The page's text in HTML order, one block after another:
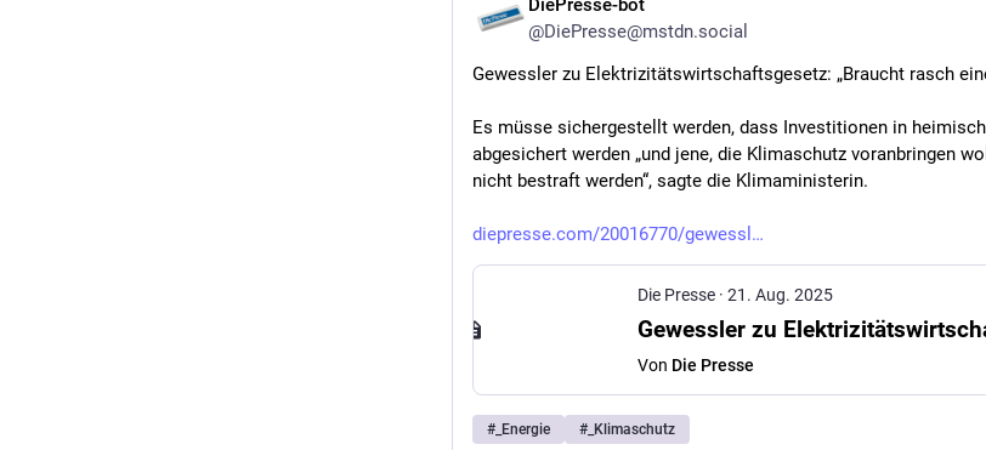
DiePresse-bot
@DiePresse@mstdn.social
Gewessler zu Elektrizitätswirtschaftsgesetz: „Braucht rasch
Es müsse sichergestellt werden, dass Investitionen in
abgesichert werden „und jene, die Klimaschutz voranbringen
nicht bestraft werden“, sagte die Klimaministerin.
diepresse.com/20016770/gewessl
Die Presse · 21. Aug. 2025
Von Die Presse
# _Energie # _Klimaschutz